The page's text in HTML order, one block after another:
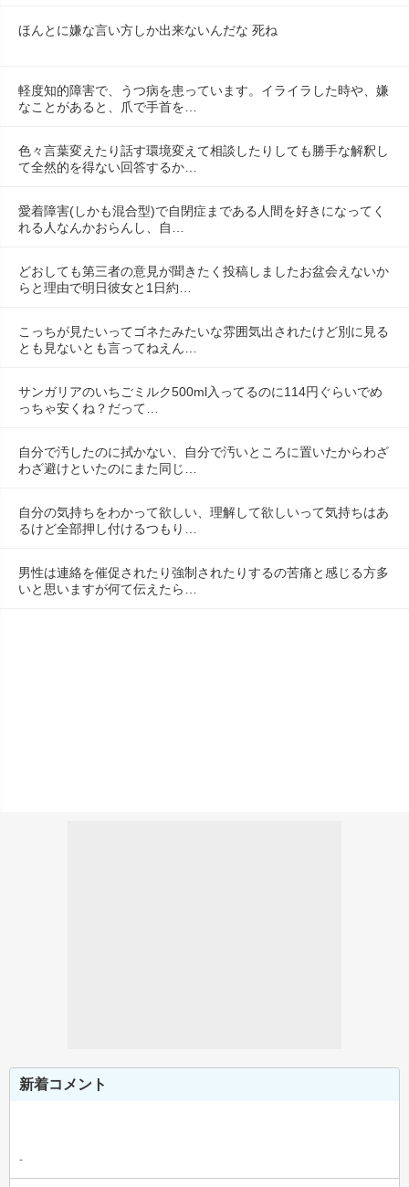
ほんとに嫌な言い方しか出来ないんだな 死ね
軽度知的障害で、うつ病を患っています。イライラした時や、嫌
なことがあると、爪で手首を…
色々言葉変えたり話す環境変えて相談したりしても勝手な解釈し
て全然的を得ない回答するか…
愛着障害(しかも混合型)で自閉症まである人間を好きになってく
れる人なんかおらんし、自…
どおしても第三者の意見が聞きたく投稿しましたお盆会えないか
らと理由で明日彼女と1日約…
こっちが見たいってゴネたみたいな雰囲気出されたけど別に見る
とも見ないとも言ってねえん…
サンガリアのいちごミルク500ml入ってるのに114円ぐらいでめ
っちゃ安くね？だって…
自分で汚したのに拭かない、自分で汚いところに置いたからわざ
わざ避けといたのにまた同じ…
自分の気持ちをわかって欲しい、理解して欲しいって気持ちはあ
るけど全部押し付けるつもり…
男性は連絡を催促されたり強制されたりするの苦痛と感じる方多
いと思いますが何て伝えたら…
新着コメント
-